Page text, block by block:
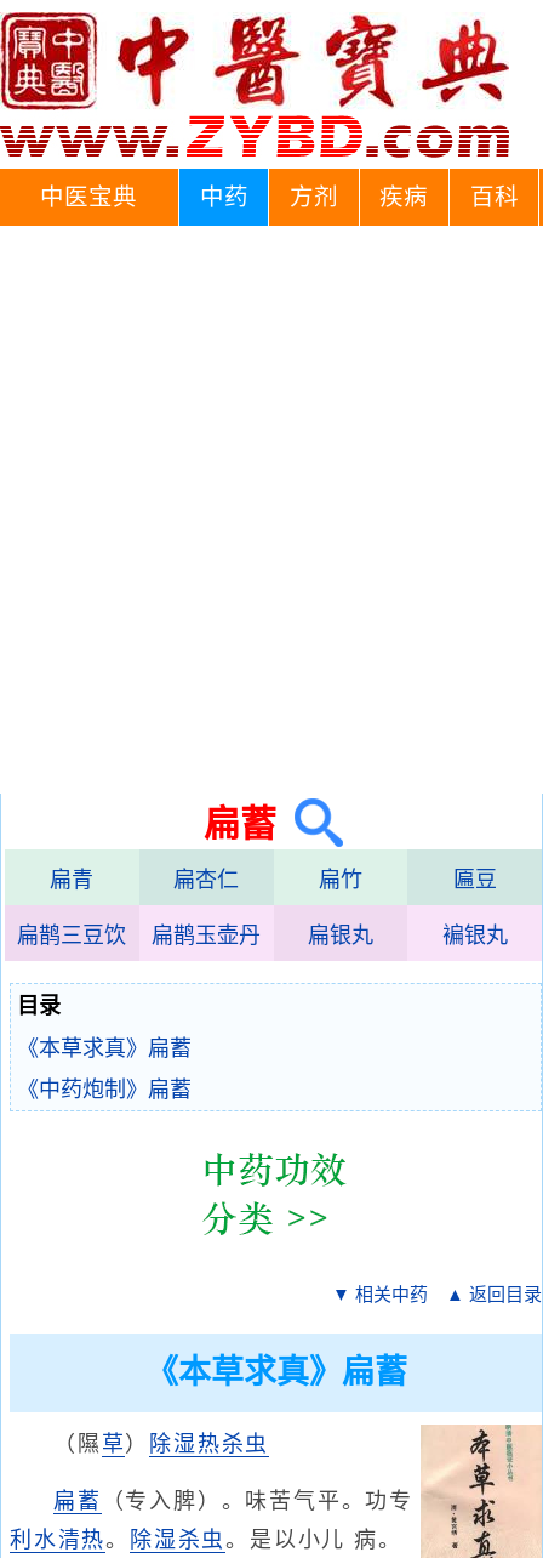
中医宝典 中药 方剂 疾病 百科
扁蓄
扁青 扁杏仁 扁竹 匾豆
扁鹊三豆饮 扁鹊玉壶丹 扁银丸 褊银丸
目录
《本草求真》扁蓄
《中药炮制》扁蓄
▼ 相关中药 ▲ 返回目录
《本草求真》扁蓄
（隰 草 ） 除湿热杀虫
扁蓄
（专入脾）。味苦气平。功专
利水清热。 除湿 杀虫。是以小儿 病。